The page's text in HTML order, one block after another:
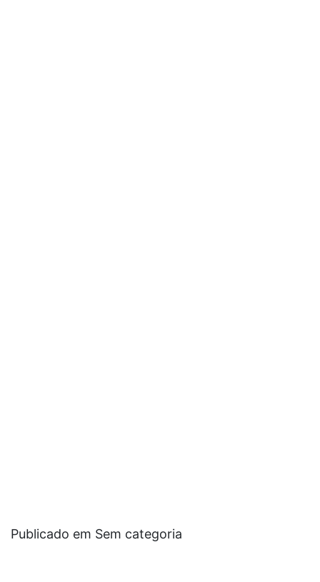
Publicado em Sem categoria